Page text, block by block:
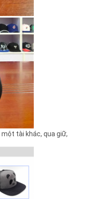
một tài khác, qua giữ,